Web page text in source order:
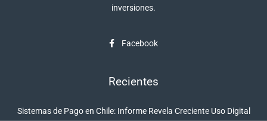
inversiones.
Facebook
Recientes
Sistemas de Pago en Chile: Informe Revela Creciente Uso Digital